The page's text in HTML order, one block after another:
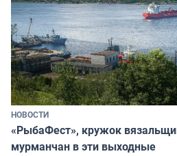
НОВОСТИ
«РыбаФест», кружок
мурманчан в эти выходные